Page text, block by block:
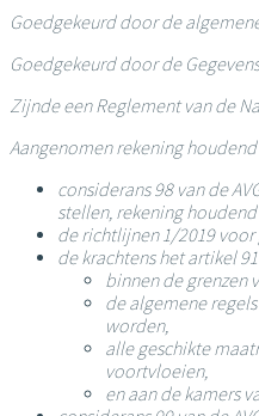
Goedgekeurd door de
Goedgekeurd door de
Zijnde een Reglement van de
Aangenomen rekening
considerans 98 van de
stellen, rekening
de richtlijnen 1/2019 voor
de krachtens het artikel
binnen de grenzen
de algemene
worden,
alle geschikte
voortvloeien,
en aan de kamers